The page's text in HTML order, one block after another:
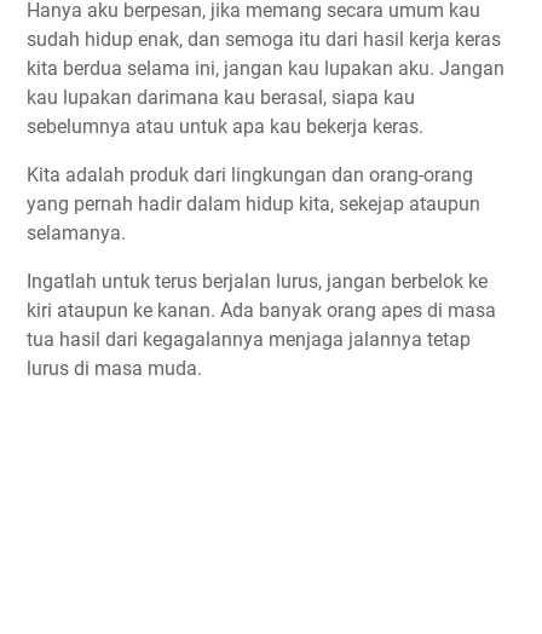
Hanya aku berpesan, jika memang secara umum kau
sudah hidup enak, dan semoga itu dari hasil kerja keras
kita berdua selama ini, jangan kau lupakan aku. Jangan
kau lupakan darimana kau berasal, siapa kau
sebelumnya atau untuk apa kau bekerja keras.
Kita adalah produk dari lingkungan dan orang-orang
yang pernah hadir dalam hidup kita, sekejap ataupun
selamanya.
Ingatlah untuk terus berjalan lurus, jangan berbelok ke
kiri ataupun ke kanan. Ada banyak orang apes di masa
tua hasil dari kegagalannya menjaga jalannya tetap
lurus di masa muda.